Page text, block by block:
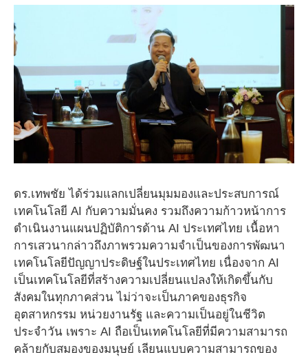
ดร.เทพชัย ได้ร่วมแลกเปลี่ยนมุมมองและประสบการณ์
เทคโนโลยี AI กับความมั่นคง รวมถึงความก้าวหน้าการ
ดำเนินงานแผนปฏิบัติการด้าน AI ประเทศไทย เนื้อหา
การเสวนากล่าวถึงภาพรวมความจำเป็นของการพัฒนา
เทคโนโลยีปัญญาประดิษฐ์ในประเทศไทย เนื่องจาก AI
เป็นเทคโนโลยีที่สร้างความเปลี่ยนแปลงให้เกิดขึ้นกับ
สังคมในทุกภาคส่วน ไม่ว่าจะเป็นภาคของธุรกิจ
อุตสาหกรรม หน่วยงานรัฐ และความเป็นอยู่ในชีวิต
ประจำวัน เพราะ AI ถือเป็นเทคโนโลยีที่มีความสามารถ
คล้ายกับสมองของมนุษย์ เลียนแบบความสามารถของ